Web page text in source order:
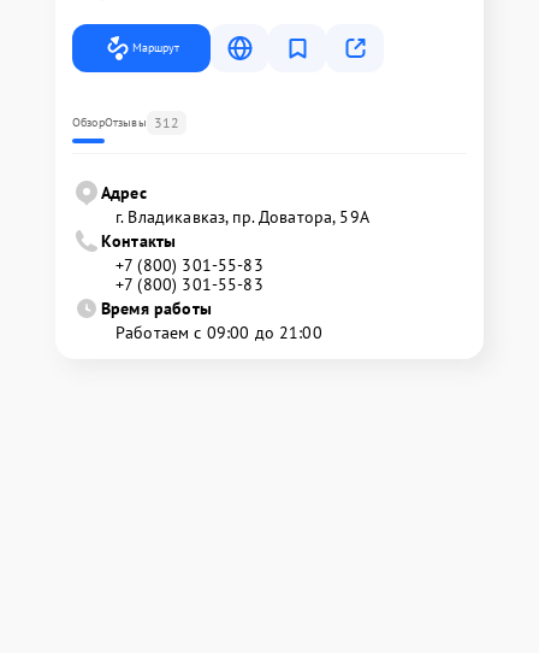
Маршрут
ОбзорОтзывы 312
Адрес
г. Владикавказ, пр. Доватора, 59А
Контакты
+7 (800) 301-55-83
+7 (800) 301-55-83
Время работы
Работаем с 09:00 до 21:00